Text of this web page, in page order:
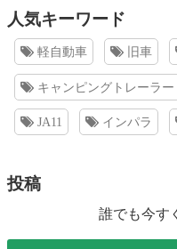
人気キーワード
軽自動車 旧車
キャンピングトレーラー
JA11 インパラ
投稿
誰でも今す